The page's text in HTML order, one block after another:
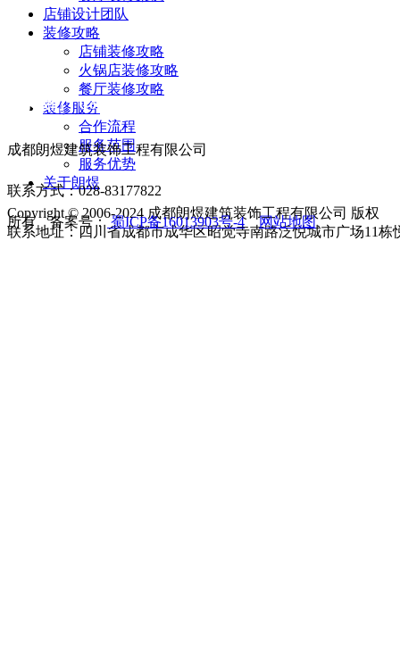
店铺设计团队
装修攻略
店铺装修攻略
火锅店装修攻略
餐厅装修攻略
装修服务
合作流程
服务范围
服务优势
关于朗煜
联系我们 Contact us
成都朗煜建筑装饰工程有限公司
联系方式：028-83177822
联系地址：四川省成都市成华区昭觉寺南路泛悦城市广场11栋
Copyright © 2006-2024 成都朗煜建筑装饰工程有限公司 版权
所有 备案号：蜀ICP备16013903号-4 网站地图